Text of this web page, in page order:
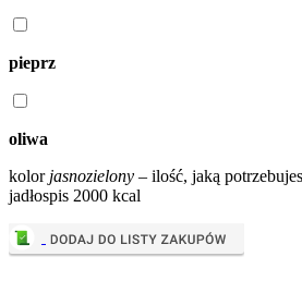
pieprz
oliwa
kolor jasnozielony – ilość, jaką
jadłospis 2000 kcal